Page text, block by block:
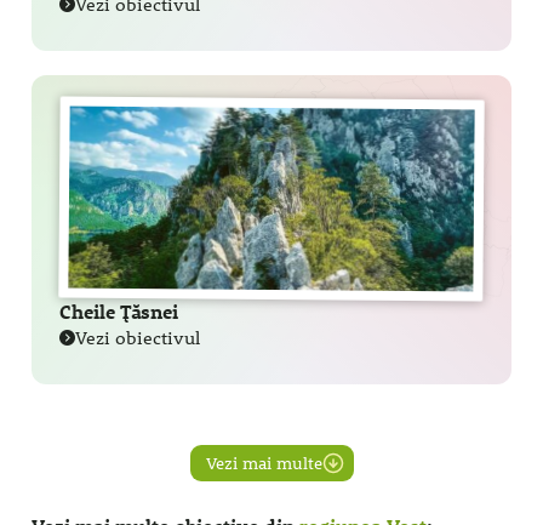
Cheile Țăsnei
Vezi obiectivul
Vezi mai multe